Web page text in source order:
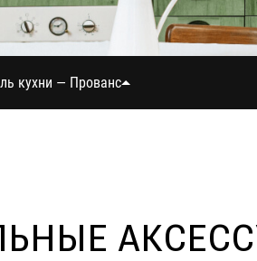
кухни — Прованс